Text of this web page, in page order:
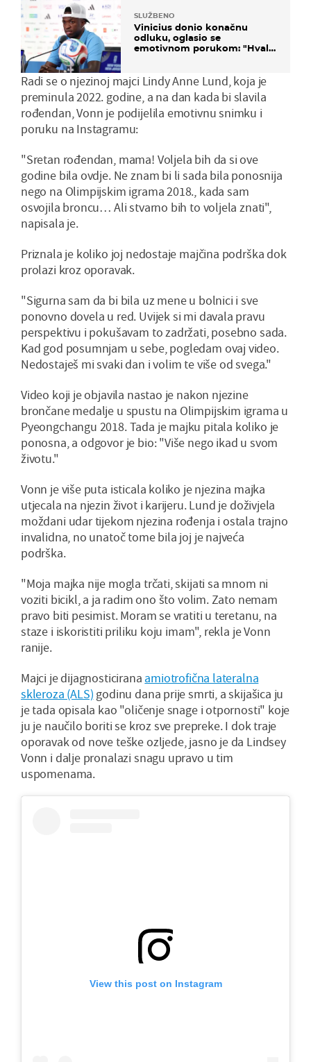
SLUŽBENO
Vinicius donio konačnu
odluku, oglasio se
emotivnom porukom: "Hvala
Radi se o njezinoj majci Lindy Anne Lund, koja je
preminula 2022. godine, a na dan kada bi slavila
rođendan, Vonn je podijelila emotivnu snimku i
poruku na Instagramu:
"Sretan rođendan, mama! Voljela bih da si ove
godine bila ovdje. Ne znam bi li sada bila ponosnija
nego na Olimpijskim igrama 2018., kada sam
osvojila broncu… Ali stvarno bih to voljela znati",
napisala je.
Priznala je koliko joj nedostaje majčina podrška dok
prolazi kroz oporavak.
"Sigurna sam da bi bila uz mene u bolnici i sve
ponovno dovela u red. Uvijek si mi davala pravu
perspektivu i pokušavam to zadržati, posebno sada.
Kad god posumnjam u sebe, pogledam ovaj video.
Nedostaješ mi svaki dan i volim te više od svega."
Video koji je objavila nastao je nakon njezine
brončane medalje u spustu na Olimpijskim igrama u
Pyeongchangu 2018. Tada je majku pitala koliko je
ponosna, a odgovor je bio: "Više nego ikad u svom
životu."
Vonn je više puta isticala koliko je njezina majka
utjecala na njezin život i karijeru. Lund je doživjela
moždani udar tijekom njezina rođenja i ostala trajno
invalidna, no unatoč tome bila joj je najveća
podrška.
"Moja majka nije mogla trčati, skijati sa mnom ni
voziti bicikl, a ja radim ono što volim. Zato nemam
pravo biti pesimist. Moram se vratiti u teretanu, na
staze i iskoristiti priliku koju imam", rekla je Vonn
ranije.
Majci je dijagnosticirana amiotrofična lateralna
skleroza (ALS) godinu dana prije smrti, a skijašica ju
je tada opisala kao "oličenje snage i otpornosti" koje
ju je naučilo boriti se kroz sve prepreke. I dok traje
oporavak od nove teške ozljede, jasno je da Lindsey
Vonn i dalje pronalazi snagu upravo u tim
uspomenama.
View this post on Instagram